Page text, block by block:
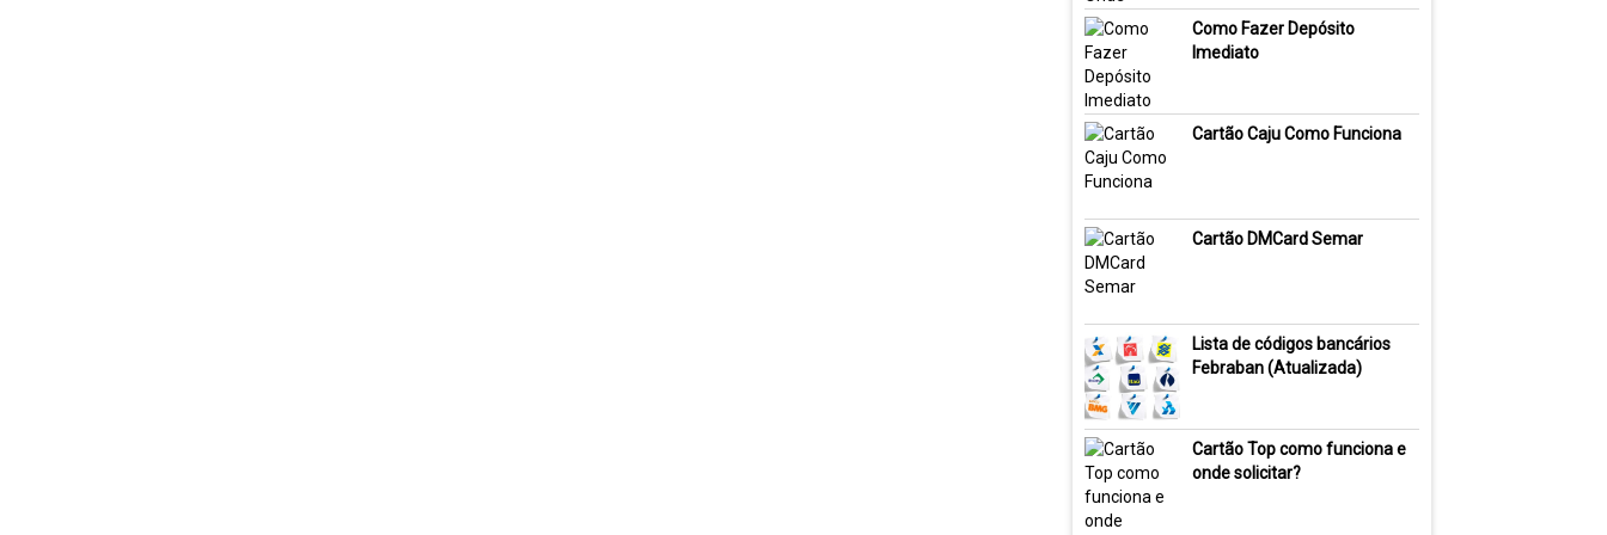
Como Fazer Depósito
Imediato
Cartão Caju Como Funciona
Cartão DMCard Semar
Lista de códigos bancários
Febraban (Atualizada)
Cartão Top como funciona e
onde solicitar?